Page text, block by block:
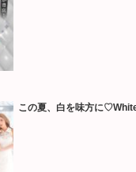
この夏、白を味方に